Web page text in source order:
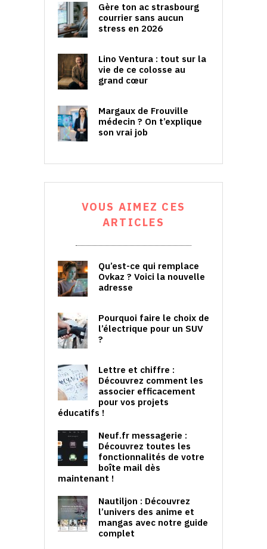
Gère ton ac strasbourg
courrier sans aucun
stress en 2026
Lino Ventura : tout sur la
vie de ce colosse au
grand cœur
Margaux de Frouville
médecin ? On t’explique
son vrai job
VOUS AIMEZ CES
ARTICLES
Qu’est-ce qui remplace
Ovkaz ? Voici la nouvelle
adresse
Pourquoi faire le choix de
l’électrique pour un SUV
?
Lettre et chiffre :
Découvrez comment les
associer efficacement
pour vos projets
éducatifs !
Neuf.fr messagerie :
Découvrez toutes les
fonctionnalités de votre
boîte mail dès
maintenant !
Nautiljon : Découvrez
l’univers des anime et
mangas avec notre guide
complet